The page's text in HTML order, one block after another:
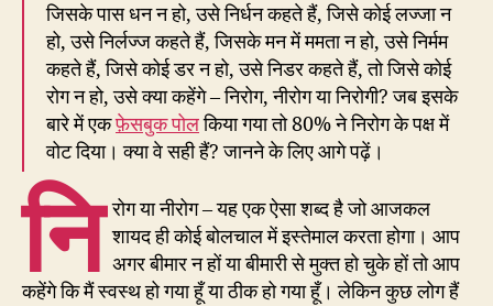
जिसके पास धन न हो, उसे निर्धन कहते हैं, जिसे कोई लज्जा न
हो, उसे निर्लज्ज कहते हैं, जिसके मन में ममता न हो, उसे निर्मम
कहते हैं, जिसे कोई डर न हो, उसे निडर कहते हैं, तो जिसे कोई
रोग न हो, उसे क्या कहेंगे – निरोग, नीरोग या निरोगी? जब इसके
बारे में एकफ़ेसबुक पोलकिया गया तो 80% ने निरोग के पक्ष में
वोट दिया। क्या वे सही हैं? जानने के लिए आगे पढ़ें।
नि रोग या नीरोग – यह एक ऐसा शब्द है जो आजकल
शायद ही कोई बोलचाल में इस्तेमाल करता होगा। आप
अगर बीमार न हों या बीमारी से मुक्त हो चुके हों तो आप
कहेंगे कि मैं स्वस्थ हो गया हूँ या ठीक हो गया हूँ। लेकिन कुछ लोग हैं